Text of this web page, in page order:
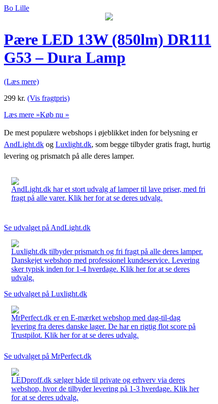
Bo Lille
Pære LED 13W (850lm) DR111
G53 – Dura Lamp
(Læs mere)
299 kr. (Vis fragtpris)
Læs mere »Køb nu »
De mest populære webshops i øjeblikket inden for belysning er
AndLight.dk og Luxlight.dk, som begge tilbyder gratis fragt, hurtig
levering og prismatch på alle deres lamper.
AndLight.dk har et stort udvalg af lamper til lave priser, med fri
fragt på alle varer. Klik her for at se deres udvalg.
Se udvalget på AndLight.dk
Luxlight.dk tilbyder prismatch og fri fragt på alle deres lamper.
Danskejet webshop med professionel kundeservice. Levering
sker typisk inden for 1-4 hverdage. Klik her for at se deres
udvalg.
Se udvalget på Luxlight.dk
MrPerfect.dk er en E-mærket webshop med dag-til-dag
levering fra deres danske lager. De har en rigtig flot score på
Trustpilot. Klik her for at se deres udvalg.
Se udvalget på MrPerfect.dk
LEDproff.dk sælger både til private og erhverv via deres
webshop, hvor de tilbyder levering på 1-3 hverdage. Klik her
for at se deres udvalg.